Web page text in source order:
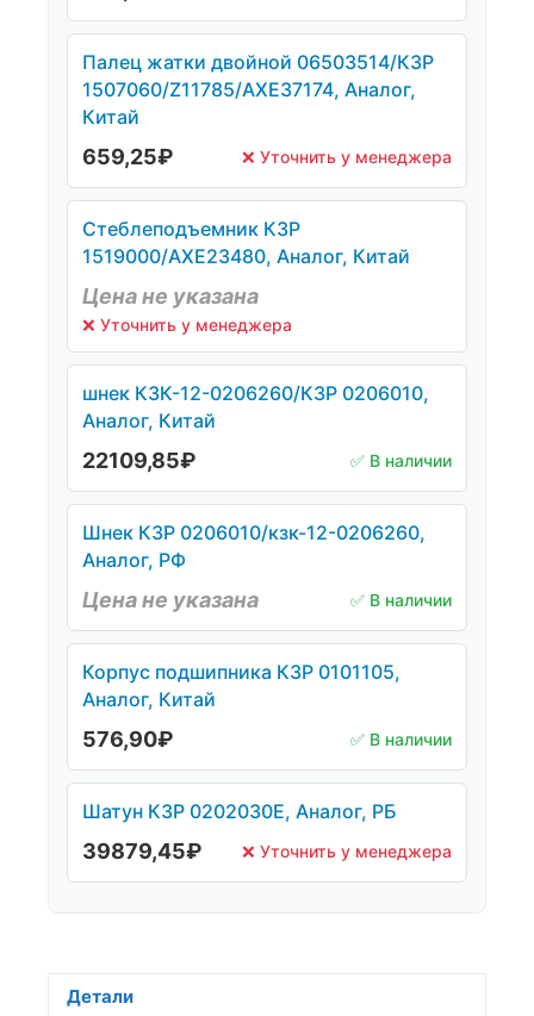
Палец жатки двойной 06503514/КЗР
1507060/Z11785/AXE37174, Аналог,
Китай
659,25₽ ❌ Уточнить у менеджера
Стеблеподъемник КЗР
1519000/AXE23480, Аналог, Китай
Цена не указана
❌ Уточнить у менеджера
шнек КЗК-12-0206260/КЗР 0206010,
Аналог, Китай
22109,85₽ ✅ В наличии
Шнек КЗР 0206010/кзк-12-0206260,
Аналог, РФ
Цена не указана ✅ В наличии
Корпус подшипника КЗР 0101105,
Аналог, Китай
576,90₽ ✅ В наличии
Шатун КЗР 0202030Е, Аналог, РБ
39879,45₽ ❌ Уточнить у менеджера
Детали